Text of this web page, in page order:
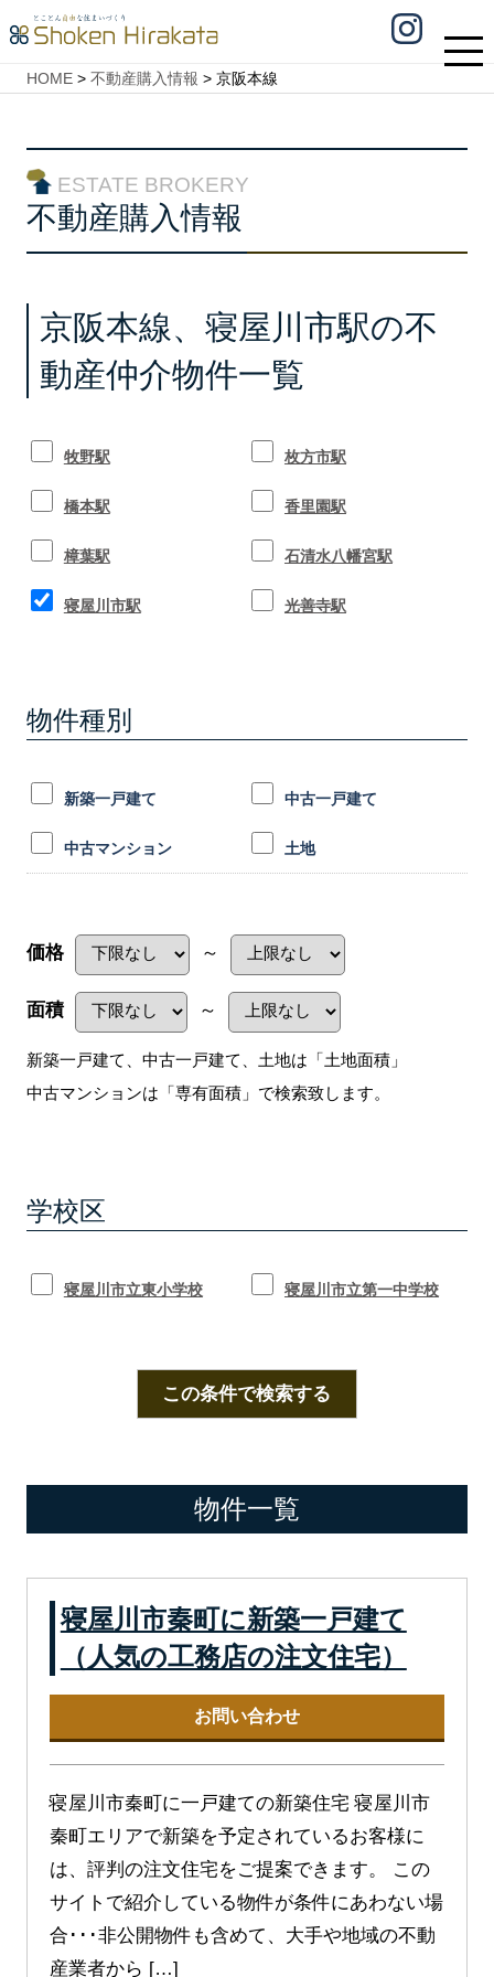
HOME> 不動産購入情報 > 京阪本線
ESTATE BROKERY
不動産購入情報
京阪本線、寝屋川市駅の不
動産仲介物件一覧
牧野駅 枚方市駅
橋本駅 香里園駅
樟葉駅 石清水八幡宮駅
寝屋川市駅 光善寺駅
物件種別
新築一戸建て 中古一戸建て
中古マンション 土地
価格 ～
面積 ～
新築一戸建て、中古一戸建て、土地は「土地面積」
中古マンションは「専有面積」で検索致します。
学校区
寝屋川市立東小学校 寝屋川市立第一中学校
この条件で検索する
物件一覧
寝屋川市秦町に新築一戸建て
（人気の工務店の注文住宅）
お問い合わせ
寝屋川市秦町に一戸建ての新築住宅 寝屋川市
秦町エリアで新築を予定されているお客様に
は、評判の注文住宅をご提案できます。 この
サイトで紹介している物件が条件にあわない場
合･･･非公開物件も含めて、大手や地域の不動
産業者から […]